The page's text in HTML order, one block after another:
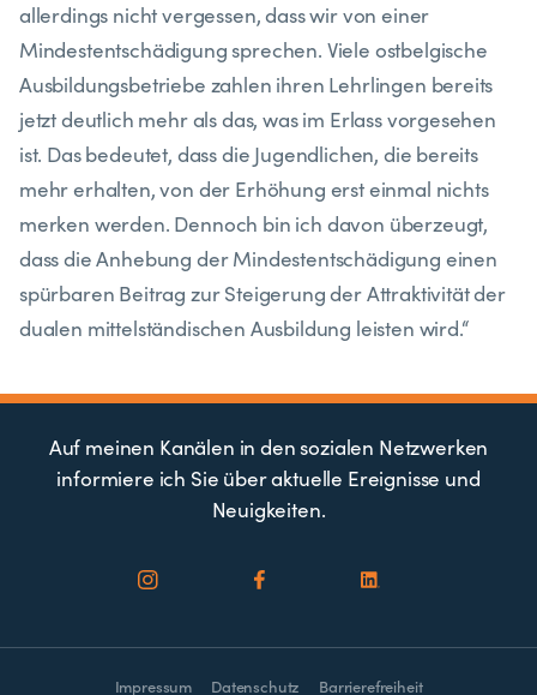
allerdings nicht vergessen, dass wir von einer
Mindestentschädigung sprechen. Viele ostbelgische
Ausbildungsbetriebe zahlen ihren Lehrlingen bereits
jetzt deutlich mehr als das, was im Erlass vorgesehen
ist. Das bedeutet, dass die Jugendlichen, die bereits
mehr erhalten, von der Erhöhung erst einmal nichts
merken werden. Dennoch bin ich davon überzeugt,
dass die Anhebung der Mindestentschädigung einen
spürbaren Beitrag zur Steigerung der Attraktivität der
dualen mittelständischen Ausbildung leisten wird.“
Auf meinen Kanälen in den sozialen Netzwerken
informiere ich Sie über aktuelle Ereignisse und
Neuigkeiten.
Impressum Datenschutz Barrierefreiheit